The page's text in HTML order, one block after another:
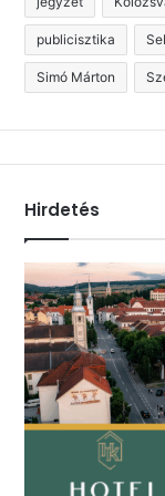
publicisztika
Simó Márton
Hirdetés